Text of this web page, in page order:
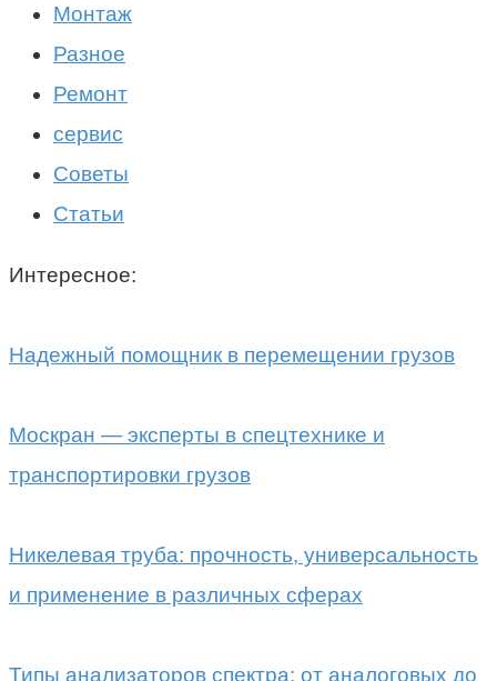
Монтаж
Разное
Ремонт
сервис
Советы
Статьи
Интересное:
Надежный помощник в перемещении грузов
Москран — эксперты в спецтехнике и
транспортировки грузов
Никелевая труба: прочность, универсальность
и применение в различных сферах
Типы анализаторов спектра: от аналоговых до